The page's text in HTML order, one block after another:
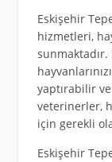
Eskişehir
hizmetleri,
yaptırabilir
veterinerler,
için gerekli
Eskişehir